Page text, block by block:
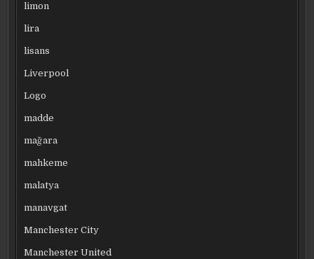
limon
lira
lisans
Liverpool
Logo
madde
mağara
mahkeme
malatya
manavgat
Manchester City
Manchester United